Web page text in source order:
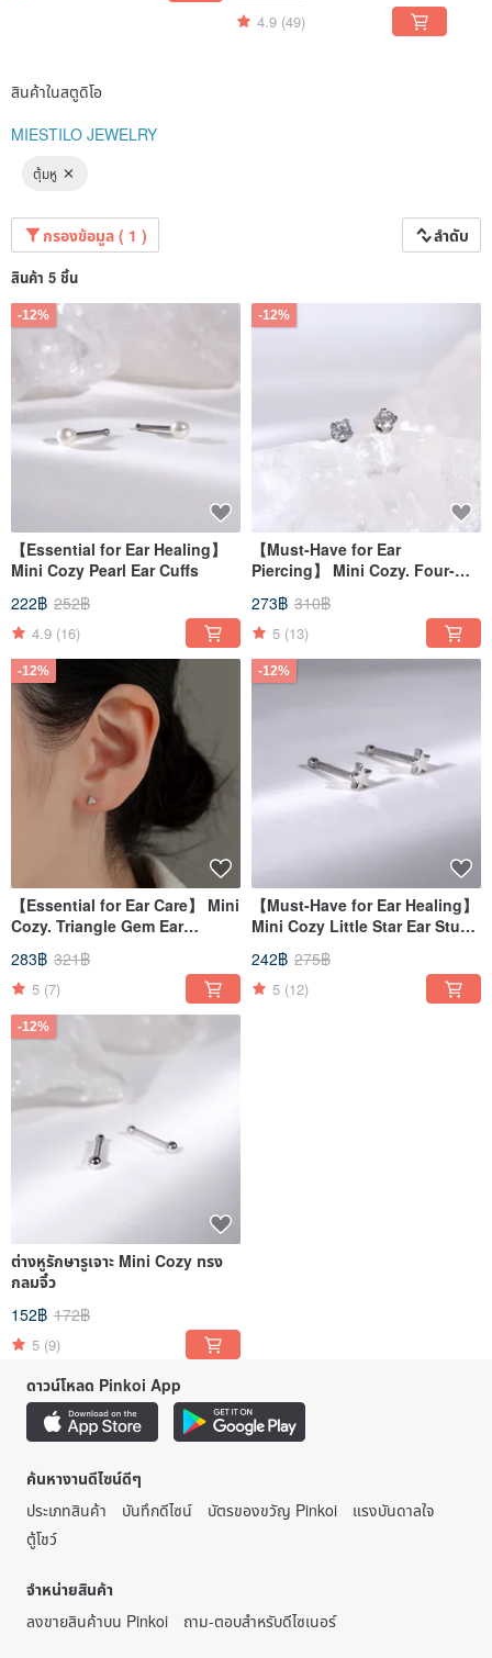
4.9 (49)
สินค้าในสตูดิโอ
MIESTILO JEWELRY
ตุ้มหู
กรองข้อมูล ( 1 ) ลำดับ
สินค้า 5 ชิ้น
-12%
【Essential for Ear Healing】
Mini Cozy Pearl Ear Cuffs
222฿ 252฿
4.9 (16)
-12%
【Must-Have for Ear
Piercing】 Mini Cozy. Four-
Prong Single Diamond Ear
Studs
273฿ 310฿
5 (13)
-12%
【Essential for Ear Care】 Mini
Cozy. Triangle Gem Ear
Huggers
283฿ 321฿
5 (7)
-12%
【Must-Have for Ear Healing】
Mini Cozy Little Star Ear Studs
- Restocked Due to Popular
Demand!
242฿ 275฿
5 (12)
-12%
ต่างหูรักษารูเจาะ Mini Cozy ทรง
กลมจิ๋ว
152฿ 172฿
5 (9)
ดาวน์โหลด Pinkoi App
ค้นหางานดีไซน์ดีๆ
ประเภทสินค้า
บันทึกดีไซน์ บัตรของขวัญ Pinkoi
แรงบันดาลใจ
ตู้โชว์
จำหน่ายสินค้า
ลงขายสินค้าบน Pinkoi
ถาม-ตอบสำหรับดีไซเนอร์